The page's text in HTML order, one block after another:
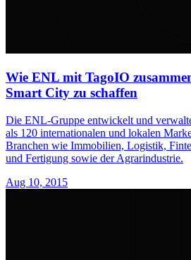
Wie ENL mit TagoIO
Smart City zu schaffen
Die ENL-Gruppe entwickelt und
als 120 internationalen und lokalen
Branchen wie Immobilien, Logistik,
und Fertigung sowie der Agrarindustrie.
Aug 10, 2015